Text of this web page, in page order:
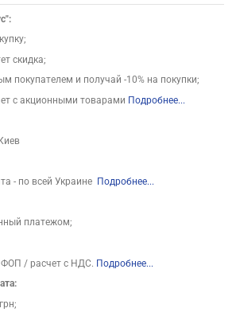
скидка;
покупателем и получай -10% на покупки;
с акционными товарами Подробнее...
- по всей Украине Подробнее...
платежом;
ФОП / расчет с НДС. Подробнее...